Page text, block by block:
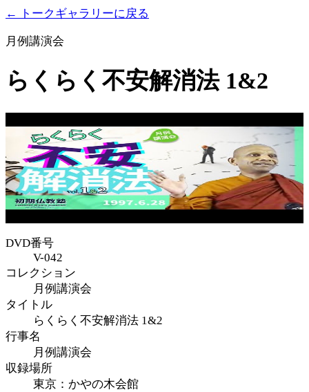
← トークギャラリーに戻る
月例講演会
らくらく不安解消法 1&2
DVD番号
V-042
コレクション
月例講演会
タイトル
らくらく不安解消法 1&2
行事名
月例講演会
収録場所
東京：かやの木会館